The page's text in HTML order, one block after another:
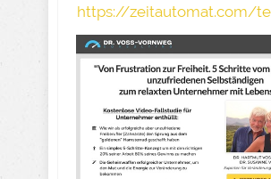
https://zeitautomat.com/